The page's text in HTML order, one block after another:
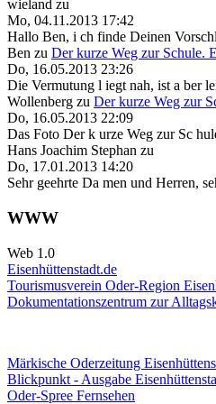
wieland zu
Mo, 04.11.2013 17:42
Hallo Ben, i ch finde Deinen
Ben zu Der kurze Weg zur Schule.
Do, 16.05.2013 23:26
Die Vermutung l iegt nah, ist a ber
Wollenberg zu Der kurze Weg zur
Do, 16.05.2013 22:09
Das Foto Der k urze Weg zur Sc
Hans Joachim Stephan zu
Do, 17.01.2013 14:20
Sehr geehrte Da men und Herren,
WWW
Web 1.0
Eisenhüttenstadt.de
Tourismusverein Oder-Region
Dokumentationszentrum zur
Märkische Oderzeitung
Blickpunkt - Ausgabe
Oder-Spree Fernsehen